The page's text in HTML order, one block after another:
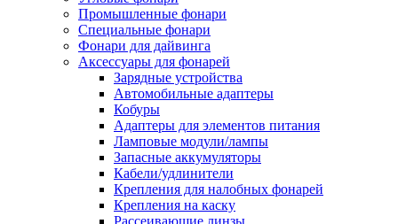
Промышленные фонари
Специальные фонари
Фонари для дайвинга
Аксессуары для фонарей
Зарядные устройства
Автомобильные адаптеры
Кобуры
Адаптеры для элементов питания
Ламповые модули/лампы
Запасные аккумуляторы
Кабели/удлинители
Крепления для налобных фонарей
Крепления на каску